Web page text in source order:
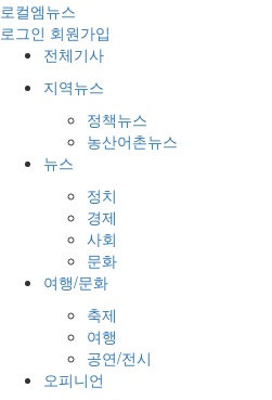
로컬엠뉴스
로그인 회원가입
전체기사
지역뉴스
정책뉴스
농산어촌뉴스
뉴스
정치
경제
사회
문화
여행/문화
축제
여행
공연/전시
오피니언